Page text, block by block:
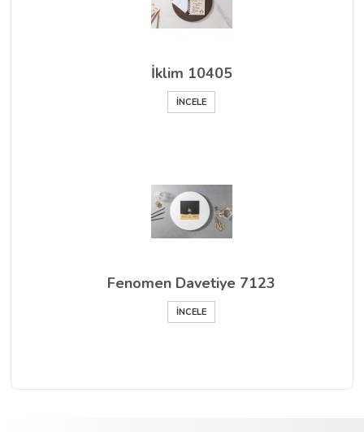
İklim 10405
İNCELE
Fenomen Davetiye 7123
İNCELE